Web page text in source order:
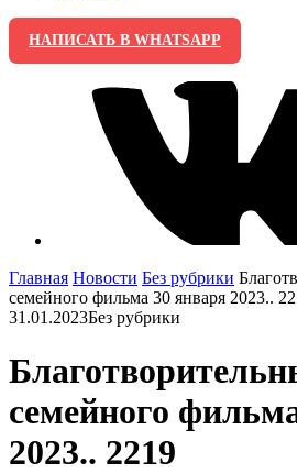
НАПИСАТЬ В WHATSAPP
Главная Новости Без рубрики
семейного фильма 30 января 2023..
31.01.2023Без рубрики
семейного
2023.. 2219